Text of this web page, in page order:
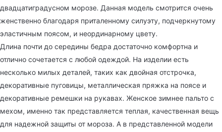
двадцатиградусном морозе. Данная модель смотрится очень
женственно благодаря приталенному силуэту, подчеркнутому
эластичным поясом, и неординарному цвету.
Длина почти до середины бедра достаточно комфортна и
отлично сочетается с любой одеждой. На изделии есть
несколько милых деталей, таких как двойная отстрочка,
декоративные пуговицы, металлическая пряжка на поясе и
декоративные ремешки на рукавах. Женское зимнее пальто с
мехом, именно так представляется теплая, качественная вещь
для надежной защиты от мороза. А в представленной модели